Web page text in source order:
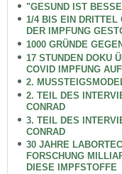
"GESUND IST
1/4 BIS EIN DRITTEL
DER IMPFUNG
1000 GRÜNDE
17 STUNDEN DOKU
COVID IMPFUNG
2.
2. TEIL DES
CONRAD
3. TEIL DES
CONRAD
30 JAHRE
FORSCHUNG
DIESE IMPFSTOFFE